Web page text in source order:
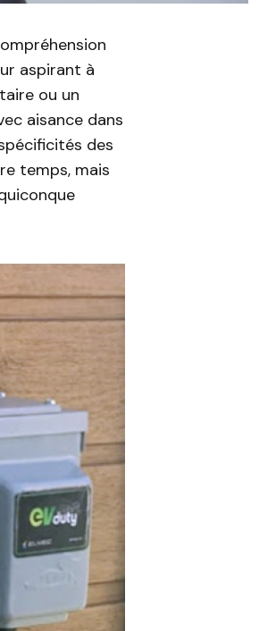
aspirant à
ou un
aisance dans
des
temps, mais